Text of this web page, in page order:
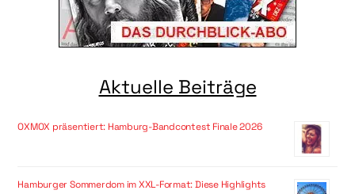
Aktuelle Beiträge
OXMOX präsentiert: Hamburg-Bandcontest Finale 2026
Hamburger Sommerdom im XXL-Format: Diese Highlights